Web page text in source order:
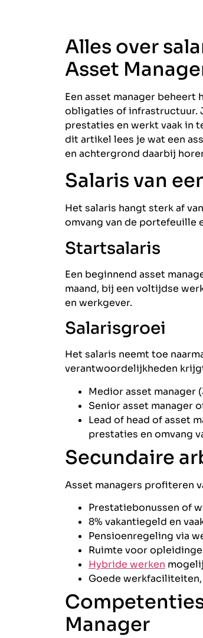
Alles over
Asset
Een asset manager beheert
obligaties of infrastructuur.
prestaties en werkt vaak in
dit artikel lees je wat een
en achtergrond daarbij
Salaris van
Het salaris hangt sterk af
omvang van de portefeuille
Startsalaris
Een beginnend asset
maand, bij een voltijdse
en werkgever.
Salarisgroei
Het salaris neemt toe
verantwoordelijkheden
Medior asset manager
Senior asset manager
Lead of head of asset
prestaties en omvang
Secundaire
Asset managers profiteren
Prestatiebonussen of
8% vakantiegeld en
Pensioenregeling via
Ruimte voor
Hybride werken
Goede
Manager